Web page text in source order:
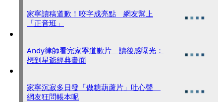
家寧讀稿道歉！咬字成亮點 網友幫上
「正音班」
Andy律師看完家寧道歉片 讀後感曝光：
想到星爺經典畫面
家寧沉寂多日發「做糖葫蘆片」吐心聲
網友狂問帳本呢